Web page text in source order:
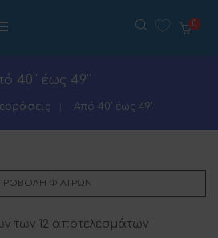
40'' έως 49''
Από 40'' έως 49''
ΦΊΛΤΡΩΝ
των 12 αποτελεσμάτων